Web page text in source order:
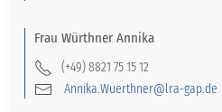
Frau Würthner Annika
(+49) 8821 75 15 12
Annika.Wuerthner@lra-gap.de